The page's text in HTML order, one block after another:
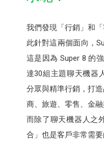
我們發現「行銷」和
此針對這兩個面向，
這是因為 Super 8 的
達30組主題聊天機器
分眾與精準行銷，打
商、旅遊、零售、金
而除了聊天機器人之
合」也是客戶非常需